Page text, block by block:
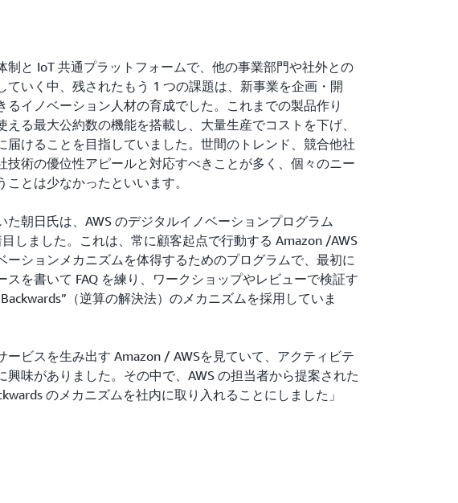
制と IoT 共通プラットフォームで、他の事業部門や社外との
ていく中、残されたもう 1 つの課題は、新事業を企画・開
るイノベーション人材の育成でした。これまでの製品作り
える最大公約数の機能を搭載し、大量生産でコストを下げ、
届けることを目指していました。世間のトレンド、競合他社
技術の優位性アピールと対応すべきことが多く、個々のニー
ことは少なかったといいます。
た朝日氏は、AWS のデジタルイノベーションプログラム
目しました。これは、常に顧客起点で行動する Amazon /AWS
ーションメカニズムを体得するためのプログラムで、最初に
スを書いて FAQ を練り、ワークショップやレビューで検証す
（逆算の解決法）のメカニズムを採用していま
ービスを生み出す Amazon / AWSを見ていて、アクティビテ
興味がありました。その中で、AWS の担当者から提案された
のメカニズムを社内に取り入れることにしました」